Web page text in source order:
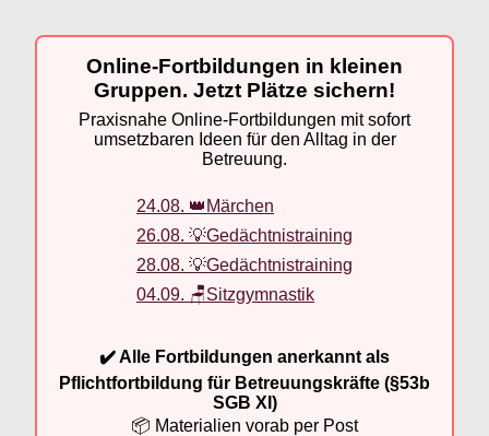
Online-Fortbildungen in kleinen
Gruppen. Jetzt Plätze sichern!
Praxisnahe Online-Fortbildungen mit sofort
umsetzbaren Ideen für den Alltag in der
Betreuung.
24.08. 👑Märchen
26.08. 💡Gedächtnistraining
28.08. 💡Gedächtnistraining
04.09. 🪑Sitzgymnastik
✔️ Alle Fortbildungen anerkannt als
Pflichtfortbildung für Betreuungskräfte (§53b
SGB XI)
📦 Materialien vorab per Post